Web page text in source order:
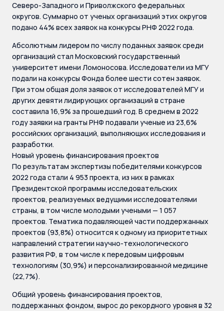
Северо-Западного и Приволжского федеральных
округов. Суммарно от ученых организаций этих округов
подано 44% всех заявок на конкурсы РНФ 2022 года.
Абсолютным лидером по числу поданных заявок среди
организаций стал Московский государственный
университет имени Ломоносова. Исследователи из МГУ
подали на конкурсы Фонда более шести сотен заявок.
При этом общая доля заявок от исследователей МГУ и
других девяти лидирующих организаций в стране
составила 16,9% за прошедший год. В среднем в 2022
году заявки на гранты РНФ подавали ученые из 23,6%
российских организаций, выполняющих исследования и
разработки.
Новый уровень финансирования проектов
По результатам экспертизы победителями конкурсов
2022 года стали 4 953 проекта, из них в рамках
Президентской программы исследовательских
проектов, реализуемых ведущими исследователями
страны, в том числе молодыми учеными — 1 057
проектов. Тематика подавляющей части поддержанных
проектов (93,8%) относится к одному из приоритетных
направлений стратегии научно-технологического
развития РФ, в том числе к передовым цифровым
технологиям (30,9%) и персонализированной медицине
(22,7%).
Общий уровень финансирования проектов,
поддержанных фондом, вырос до рекордного уровня в 32